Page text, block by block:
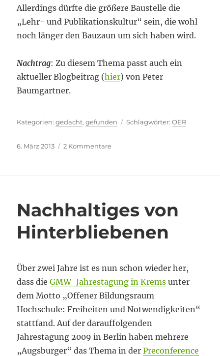
Allerdings dürfte die größere Baustelle die
„Lehr- und Publikationskultur“ sein, die wohl
noch länger den Bauzaun um sich haben wird.
Nachtrag: Zu diesem Thema passt auch ein
aktueller Blogbeitrag (hier) von Peter
Baumgartner.
Kategorien
gedacht,gefunden Schlagwörter
OER
Veröffentlicht
6. März 2013 2 Kommentarezu
Nachhaltiges von
Hinterbliebenen
Über zwei Jahre ist es nun schon wieder her,
dass dieGMW-Jahrestagung in Krems unter
dem Motto „Offener Bildungsraum
Hochschule: Freiheiten und Notwendigkeiten“
stattfand. Auf der darauffolgenden
Jahrestagung 2009 in Berlin haben mehrere
„Augsburger“ das Thema in derPreconference